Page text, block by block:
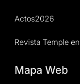
Actos2026
Revista Temple
Mapa Web